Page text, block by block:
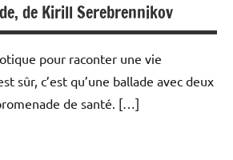
de Kirill Serebrennikov
pour raconter une vie
sûr, c’est qu’une ballade avec deux
de santé. […]